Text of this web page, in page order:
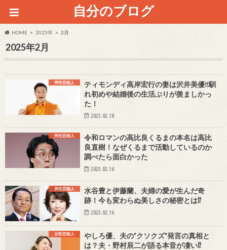
自分のブログ
HOME 2025年 2月
2025年2月
男性芸能人
ティモンディ高岸宏行の妻は沢井美優‼馴
れ初めや結婚後の生活ぶりが羨ましかっ
た！
2025.02.18
男性芸能人
令和ロマンの高比良くるまの本名は高比
良直樹！なぜくるまで活動しているのか
調べたら面白かった
2025.02.16
男性芸能人
水谷豊と伊藤蘭、夫婦の愛が生んだ奇
跡！今も変わらぬ美しさの秘密とは⁉
2025.02.16
女性芸能人
やしろ優、夫の”クソクズ”発言の真相と
は？夫・野村辰二が語る本音が凄い⁉